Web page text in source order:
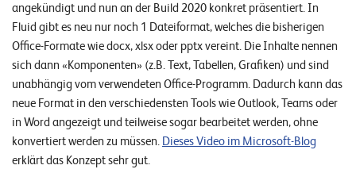
angekündigt und nun an der Build 2020 konkret präsentiert. In
Fluid gibt es neu nur noch 1 Dateiformat, welches die bisherigen
Office-Formate wie docx, xlsx oder pptx vereint. Die Inhalte nennen
sich dann «Komponenten» (z.B. Text, Tabellen, Grafiken) und sind
unabhängig vom verwendeten Office-Programm. Dadurch kann das
neue Format in den verschiedensten Tools wie Outlook, Teams oder
in Word angezeigt und teilweise sogar bearbeitet werden, ohne
konvertiert werden zu müssen. Dieses Video im Microsoft-Blog
erklärt das Konzept sehr gut.